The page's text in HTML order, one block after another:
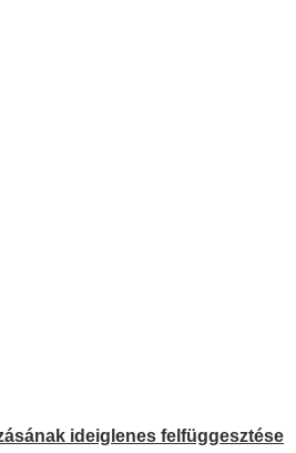
ideiglenes felfüggesztése